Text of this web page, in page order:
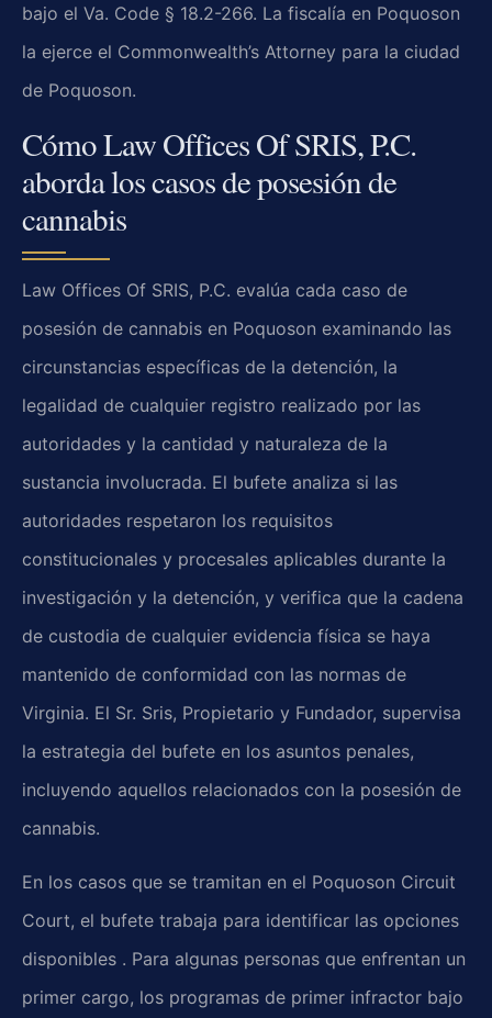
bajo el Va. Code § 18.2-266. La fiscalía en Poquoson
la ejerce el Commonwealth’s Attorney para la ciudad
de Poquoson.
Cómo Law Offices Of SRIS, P.C.
aborda los casos de posesión de
cannabis
Law Offices Of SRIS, P.C. evalúa cada caso de
posesión de cannabis en Poquoson examinando las
circunstancias específicas de la detención, la
legalidad de cualquier registro realizado por las
autoridades y la cantidad y naturaleza de la
sustancia involucrada. El bufete analiza si las
autoridades respetaron los requisitos
constitucionales y procesales aplicables durante la
investigación y la detención, y verifica que la cadena
de custodia de cualquier evidencia física se haya
mantenido de conformidad con las normas de
Virginia. El Sr. Sris, Propietario y Fundador, supervisa
la estrategia del bufete en los asuntos penales,
incluyendo aquellos relacionados con la posesión de
cannabis.
En los casos que se tramitan en el Poquoson Circuit
Court, el bufete trabaja para identificar las opciones
disponibles . Para algunas personas que enfrentan un
primer cargo, los programas de primer infractor bajo